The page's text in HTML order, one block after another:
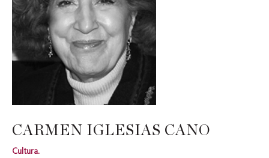
CARMEN IGLESIAS CANO
Cultura.